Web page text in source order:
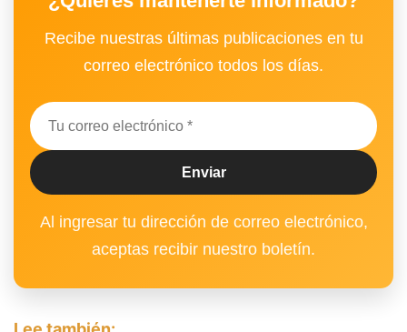
Recibe nuestras últimas publicaciones en tu
correo electrónico todos los días.
Al ingresar tu dirección de correo electrónico,
aceptas recibir nuestro boletín.